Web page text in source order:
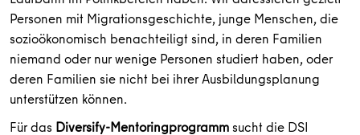
Personen mit Migrationsgeschichte, junge Menschen, die
sozioökonomisch benachteiligt sind, in deren Familien
niemand oder nur wenige Personen studiert haben, oder
deren Familien sie nicht bei ihrer Ausbildungsplanung
unterstützen können.
Für das Diversify-Mentoringprogrammsucht die DSI